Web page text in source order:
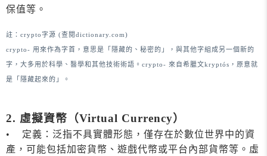
保值等。
註：crypto字源 (查閱dictionary.com)
crypto- 用來作為字首，意思是「隱藏的、秘密的」，與其他字組成另一個新的
字，大多用於科學、醫學和其他技術術語。crypto- 來自希臘文kryptós，原意就
是「隱藏起來的」。
2. 虛擬資幣（Virtual Currency）
• 定義：泛指不具實體形態，僅存在於數位世界中的資
產，可能包括加密貨幣、遊戲代幣或平台內部貨幣等。虛